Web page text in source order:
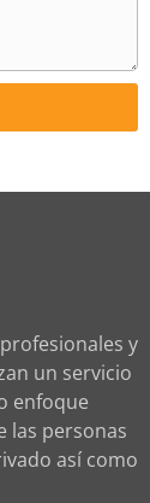
y
un servicio
enfoque
las personas
así como